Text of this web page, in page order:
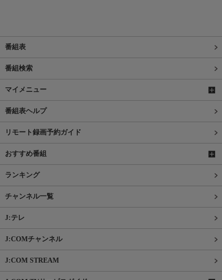
番組表
番組検索
マイメニュー
番組表ヘルプ
リモート録画予約ガイド
おすすめ番組
ランキング
チャンネル一覧
J:テレ
J:COMチャンネル
J:COM STREAM